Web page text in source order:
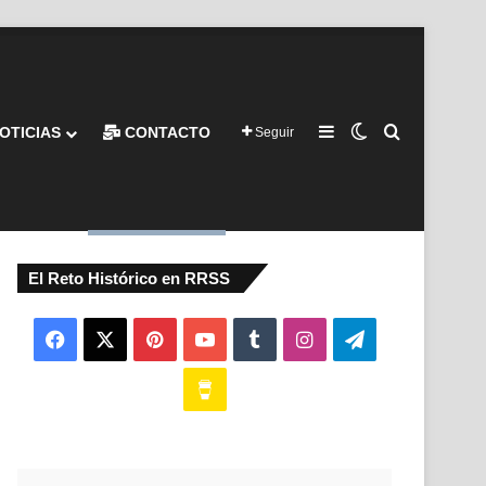
CONTACTO Seguir Barra lateral
Switch skin
El Reto Histórico en RRSS
Facebook PinterestYouTubeTumblrInstagramTelegram